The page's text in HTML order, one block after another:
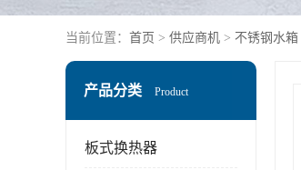
当前位置： 首页 > 供应商机 > 不锈钢水箱
产品分类 Product
板式换热器